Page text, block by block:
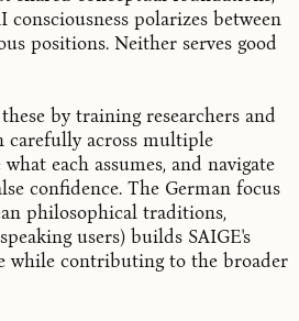
polarizes between
positions. Neither serves good
by training researchers and
carefully across multiple
each assumes, and navigate
confidence. The German focus
philosophical traditions,
users) builds SAIGE's
while contributing to the broader